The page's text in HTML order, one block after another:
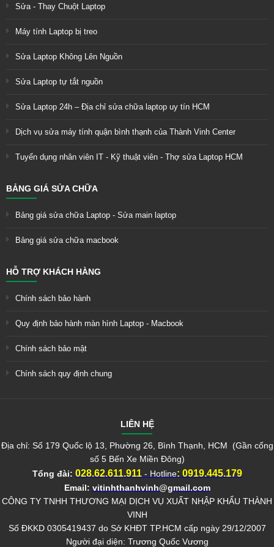
Sửa - Thay Chuột Laptop
Máy tính Laptop bị treo
Sửa Laptop Không Lên Nguồn
Sửa Laptop tự tắt nguồn
Sửa Laptop 24h – Địa chỉ sửa chữa laptop uy tín HCM
Dịch vụ sửa máy tính quận bình thạnh của Thành Vinh Center
Tuyển dụng nhân viên IT - Kỹ thuật viên - Thợ sửa Laptop HCM
BẢNG GIÁ SỬA CHỮA
Bảng giá sửa chữa Laptop - Sửa main laptop
Bảng giá sửa chữa macbook
HỖ TRỢ KHÁCH HÀNG
Chính sách bảo hành
Quy định bảo hành màn hình Laptop - Macbook
Chính sách bảo mật
Chính sách quy định chung
LIÊN HỆ
Địa chỉ: Số 179 Quốc lộ 13, Phường 26, Bình Thạnh, HCM (Gần cổng
số 5 Bến Xe Miền Đông)
Tổng đài: 028.62.611.911 - Hotline: 0919.445.179
Email: vitinhthanhvinh@gmail.com
CÔNG TY TNHH THƯƠNG MẠI DỊCH VỤ XUẤT NHẬP KHẨU THÀNH
VINH
Số ĐKKD 0305419437 do Sở KHĐT TP.HCM cấp ngày 29/12/2007
Người đại diện: Trương Quốc Vương